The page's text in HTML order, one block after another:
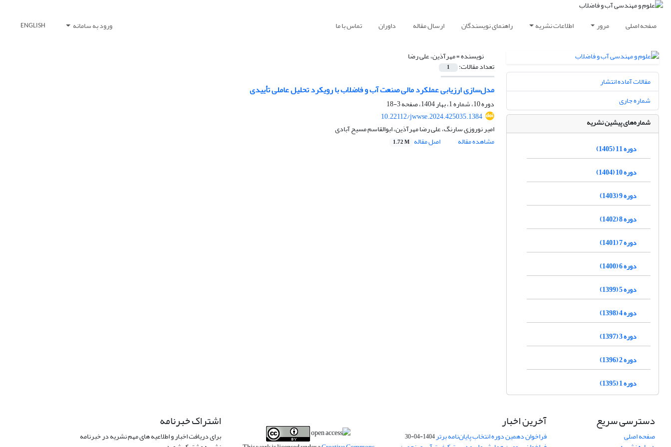
صفحه اصلی مرور اطلاعات نشریه راهنمای نویسندگان ارسال مقاله داوران تماس با ما ورود به سامانه ENGLISH
نویسنده =مهرآذین، علی رضا
تعداد مقالات: 1
مدل‌سازی ارزیابی عملکرد مالی صنعت آب و فاضلاب با رویکرد تحلیل عاملی تأییدی
دوره 10، شماره 1، بهار 1404، صفحه
3-18
10.22112/jwwse.2024.425035.1384
امیر نوروزی سارنگ، علی رضا مهرآذین، ابوالقاسم مسیح آبادی
مشاهده مقاله
اصل مقاله 1.72 M
مقالات آماده انتشار
شماره جاری
شماره‌های پیشین نشریه
دوره 11 (1405)
دوره 10 (1404)
دوره 9 (1403)
دوره 8 (1402)
دوره 7 (1401)
دوره 6 (1400)
دوره 5 (1399)
دوره 4 (1398)
دوره 3 (1397)
دوره 2 (1396)
دوره 1 (1395)
دسترسی سریع
صفحه اصلی
آخرین اخبار
فراخوان دهمین دوره انتخاب پایان‌نامه برتر1404-04-30
اشتراک خبرنامه
برای دریافت اخبار و اطلاعیه های مهم نشریه در خبرنامه